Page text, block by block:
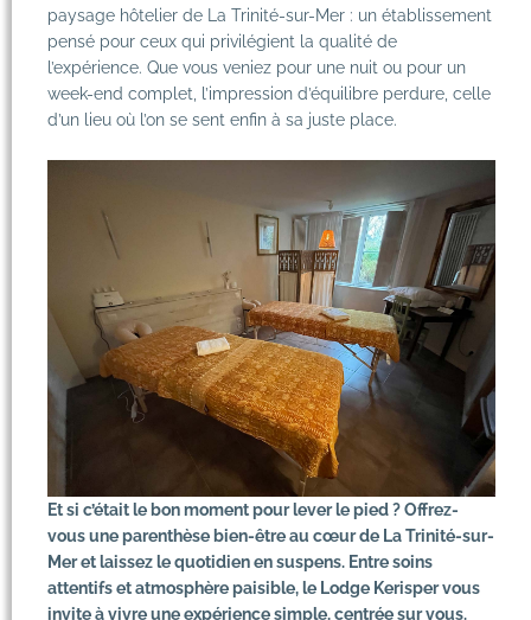
paysage hôtelier de La Trinité-sur-Mer : un établissement
pensé pour ceux qui privilégient la qualité de
l’expérience. Que vous veniez pour une nuit ou pour un
week-end complet, l’impression d’équilibre perdure, celle
d’un lieu où l’on se sent enfin à sa juste place.
Et si c’était le bon moment pour lever le pied ? Offrez-
vous une parenthèse bien-être au cœur de La Trinité-sur-
Mer et laissez le quotidien en suspens. Entre soins
attentifs et atmosphère paisible, le Lodge Kerisper vous
invite à vivre une expérience simple, centrée sur vous.